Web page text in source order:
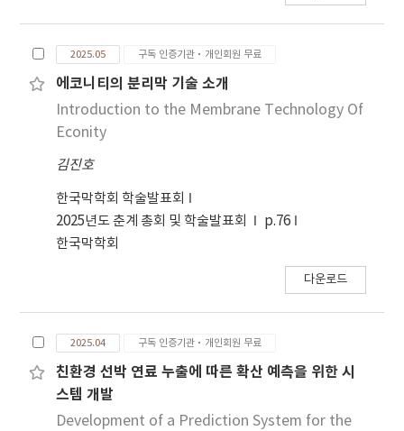
2025.05 구독 인증기관·개인회원 무료
에코니티의 분리막 기술 소개
Introduction to the Membrane Technology Of
Econity
김진호
한국막학회 학술발표회
2025년도 춘계 총회 및 학술발표회
p.76
한국막학회
다운로드
2025.04 구독 인증기관·개인회원 무료
친환경 선박 연료 누출에 따른 확산 예측을 위한 시
스템 개발
Development of a Prediction System for the